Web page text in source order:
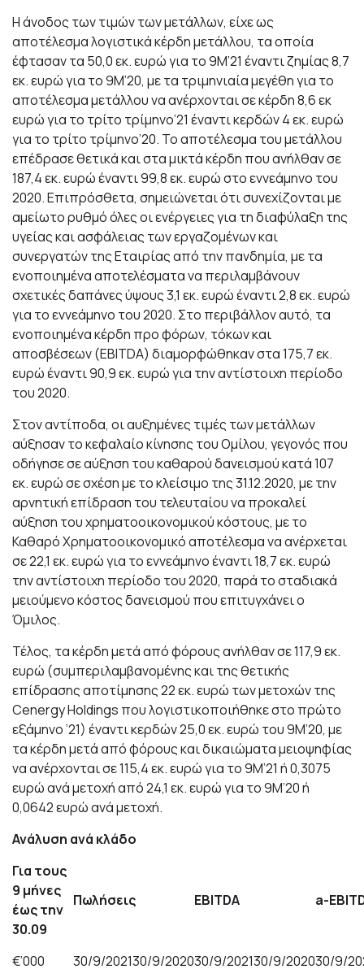
Η άνοδος των τιμών των μετάλλων, είχε ως
αποτέλεσμα λογιστικά κέρδη μετάλλου, τα οποία
έφτασαν τα 50,0 εκ. ευρώ για το 9Μ’21 έναντι ζημίας 8,7
εκ. ευρώ για το 9Μ’20, με τα τριμηνιαία μεγέθη για το
αποτέλεσμα μετάλλου να ανέρχονται σε κέρδη 8,6 εκ
ευρώ για το τρίτο τρίμηνο’21 έναντι κερδών 4 εκ. ευρώ
για το τρίτο τρίμηνο’20. Το αποτέλεσμα του μετάλλου
επέδρασε θετικά και στα μικτά κέρδη που ανήλθαν σε
187,4 εκ. ευρώ έναντι 99,8 εκ. ευρώ στο εννεάμηνο του
2020. Επιπρόσθετα, σημειώνεται ότι συνεχίζονται με
αμείωτο ρυθμό όλες οι ενέργειες για τη διαφύλαξη της
υγείας και ασφάλειας των εργαζομένων και
συνεργατών της Εταιρίας από την πανδημία, με τα
ενοποιημένα αποτελέσματα να περιλαμβάνουν
σχετικές δαπάνες ύψους 3,1 εκ. ευρώ έναντι 2,8 εκ. ευρώ
για το εννεάμηνο του 2020. Στο περιβάλλον αυτό, τα
ενοποιημένα κέρδη προ φόρων, τόκων και
αποσβέσεων (EBITDA) διαμορφώθηκαν στα 175,7 εκ.
ευρώ έναντι 90,9 εκ. ευρώ για την αντίστοιχη περίοδο
του 2020.
Στον αντίποδα, οι αυξημένες τιμές των μετάλλων
αύξησαν το κεφαλαίο κίνησης του Ομίλου, γεγονός που
οδήγησε σε αύξηση του καθαρού δανεισμού κατά 107
εκ. ευρώ σε σχέση με το κλείσιμο της 31.12.2020, με την
αρνητική επίδραση του τελευταίου να προκαλεί
αύξηση του χρηματοοικονομικού κόστους, με το
Καθαρό Xρηματοοικονομικό αποτέλεσμα να ανέρχεται
σε 22,1 εκ. ευρώ για το εννεάμηνο έναντι 18,7 εκ. ευρώ
την αντίστοιχη περίοδο του 2020, παρά το σταδιακά
μειούμενο κόστος δανεισμού που επιτυγχάνει ο
Όμιλος.
Τέλος, τα κέρδη μετά από φόρους ανήλθαν σε 117,9 εκ.
ευρώ (συμπεριλαμβανομένης και της θετικής
επίδρασης αποτίμησης 22 εκ. ευρώ των μετοχών της
Cenergy Holdings που λογιστικοποιήθηκε στο πρώτο
εξάμηνο ’21) έναντι κερδών 25,0 εκ. ευρώ του 9Μ’20, με
τα κέρδη μετά από φόρους και δικαιώματα μειοψηφίας
να ανέρχονται σε 115,4 εκ. ευρώ για το 9Μ’21 ή 0,3075
ευρώ ανά μετοχή από 24,1 εκ. ευρώ για το 9Μ’20 ή
0,0642 ευρώ ανά μετοχή.
Ανάλυση ανά κλάδο
Για τους
9 μήνες
έως την
30.09
Πωλήσεις EBITDA a-
€’000 30/9/202130/9/202030/9/202130/9/202030/9/